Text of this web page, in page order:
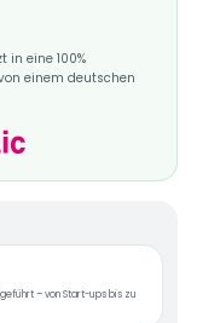
in eine 100%
einem deutschen
– von Start-ups bis zu